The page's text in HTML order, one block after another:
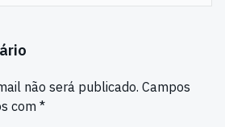
não será publicado. Campos
com *